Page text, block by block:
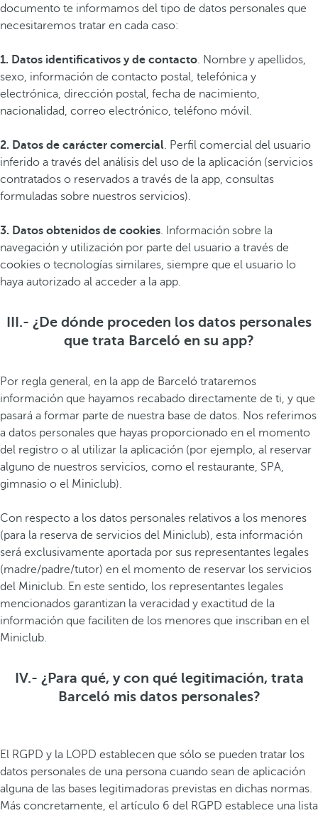
documento te informamos del tipo de datos personales que
necesitaremos tratar en cada caso:
1. Datos identificativos y de contacto. Nombre y apellidos,
sexo, información de contacto postal, telefónica y
electrónica, dirección postal, fecha de nacimiento,
nacionalidad, correo electrónico, teléfono móvil.
2. Datos de carácter comercial. Perfil comercial del usuario
inferido a través del análisis del uso de la aplicación (servicios
contratados o reservados a través de la app, consultas
formuladas sobre nuestros servicios).
3. Datos obtenidos de cookies. Información sobre la
navegación y utilización por parte del usuario a través de
cookies o tecnologías similares, siempre que el usuario lo
haya autorizado al acceder a la app.
III.- ¿De dónde proceden los datos personales
que trata Barceló en su app?
Por regla general, en la app de Barceló trataremos
información que hayamos recabado directamente de ti, y que
pasará a formar parte de nuestra base de datos. Nos referimos
a datos personales que hayas proporcionado en el momento
del registro o al utilizar la aplicación (por ejemplo, al reservar
alguno de nuestros servicios, como el restaurante, SPA,
gimnasio o el Miniclub).
Con respecto a los datos personales relativos a los menores
(para la reserva de servicios del Miniclub), esta información
será exclusivamente aportada por sus representantes legales
(madre/padre/tutor) en el momento de reservar los servicios
del Miniclub. En este sentido, los representantes legales
mencionados garantizan la veracidad y exactitud de la
información que faciliten de los menores que inscriban en el
Miniclub.
IV.- ¿Para qué, y con qué legitimación, trata
Barceló mis datos personales?
El RGPD y la LOPD establecen que sólo se pueden tratar los
datos personales de una persona cuando sean de aplicación
alguna de las bases legitimadoras previstas en dichas normas.
Más concretamente, el artículo 6 del RGPD establece una lista